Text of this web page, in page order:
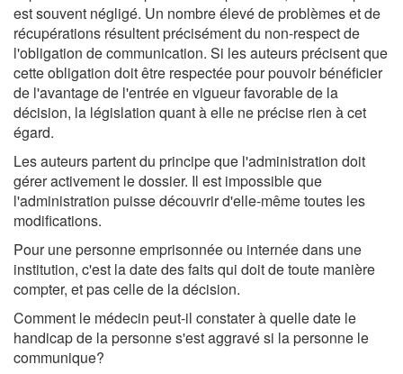
est souvent négligé. Un nombre élevé de problèmes et de
récupérations résultent précisément du non-respect de
l'obligation de communication. Si les auteurs précisent que
cette obligation doit être respectée pour pouvoir bénéficier
de l'avantage de l'entrée en vigueur favorable de la
décision, la législation quant à elle ne précise rien à cet
égard.
Les auteurs partent du principe que l'administration doit
gérer activement le dossier. Il est impossible que
l'administration puisse découvrir d'elle-même toutes les
modifications.
Pour une personne emprisonnée ou internée dans une
institution, c'est la date des faits qui doit de toute manière
compter, et pas celle de la décision.
Comment le médecin peut-il constater à quelle date le
handicap de la personne s'est aggravé si la personne le
communique?